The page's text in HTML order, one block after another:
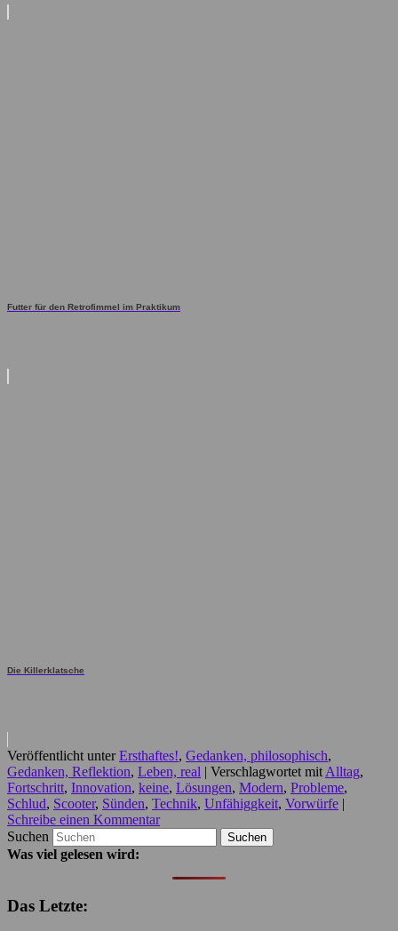
Futter für den Retrofimmel im Praktikum
Die Killerklatsche
Veröffentlicht unter Ersthaftes!, Gedanken, philosophisch,
Gedanken, Reflektion, Leben, real Verschlagwortet mitAlltag,
Fortschritt, Innovation, keine, Lösungen, Modern, Probleme,
Schlud, Scooter, Sünden, Technik, Unfähiggkeit, Vorwürfe
Schreibe einen Kommentar
Suchen
Was viel gelesen wird:
Das Letzte: